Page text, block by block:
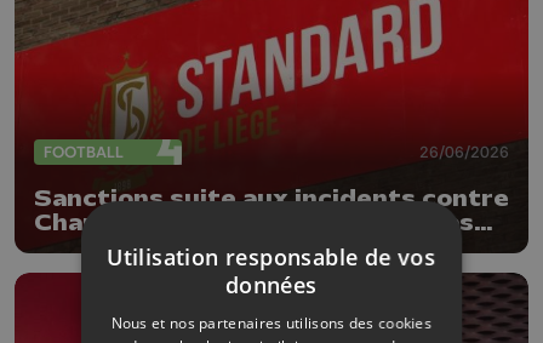
FOOTBALL 26/06/2026
Sanctions suite aux incidents contre
Charleroi : le Standard ne fera pas
appel
Utilisation responsable de vos
données
Nous et nos partenaires utilisons des cookies